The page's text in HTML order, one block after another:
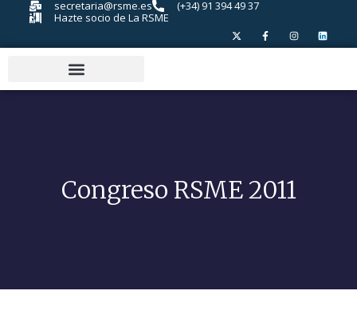
secretaria@rsme.es
(+34) 91 394 49 37
Hazte socio de La RSME
Congreso RSME 2011